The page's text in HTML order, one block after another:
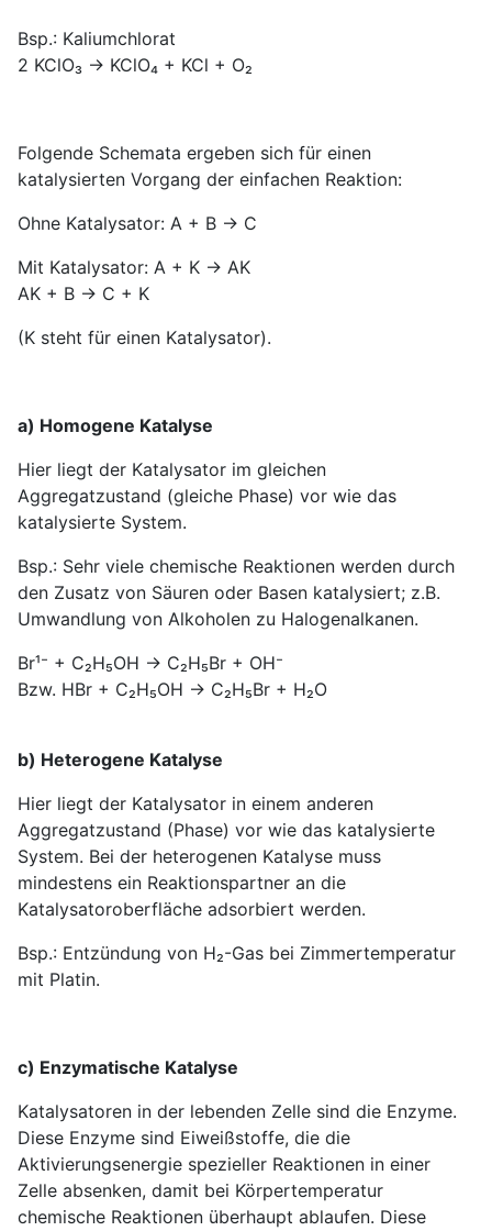
Bsp.: Kaliumchlorat
2 KClO₃ → KClO₄ + KCl + O₂
Folgende Schemata ergeben sich für einen
katalysierten Vorgang der einfachen Reaktion:
Ohne Katalysator: A + B → C
Mit Katalysator: A + K → AK
AK + B → C + K
(K steht für einen Katalysator).
a) Homogene Katalyse
Hier liegt der Katalysator im gleichen
Aggregatzustand (gleiche Phase) vor wie das
katalysierte System.
Bsp.: Sehr viele chemische Reaktionen werden durch
den Zusatz von Säuren oder Basen katalysiert; z.B.
Umwandlung von Alkoholen zu Halogenalkanen.
Br¹⁻ + C₂H₅OH → C₂H₅Br + OH⁻
Bzw. HBr + C₂H₅OH → C₂H₅Br + H₂O
b) Heterogene Katalyse
Hier liegt der Katalysator in einem anderen
Aggregatzustand (Phase) vor wie das katalysierte
System. Bei der heterogenen Katalyse muss
mindestens ein Reaktionspartner an die
Katalysatoroberfläche adsorbiert werden.
Bsp.: Entzündung von H₂-Gas bei Zimmertemperatur
mit Platin.
c) Enzymatische Katalyse
Katalysatoren in der lebenden Zelle sind die Enzyme.
Diese Enzyme sind Eiweißstoffe, die die
Aktivierungsenergie spezieller Reaktionen in einer
Zelle absenken, damit bei Körpertemperatur
chemische Reaktionen überhaupt ablaufen. Diese